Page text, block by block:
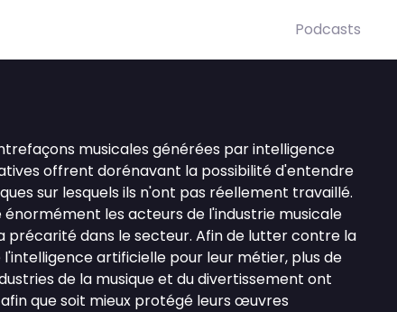
Podcasts
musicales générées par intelligence
offrent dorénavant la possibilité d'entendre
sur lesquels ils n'ont pas réellement travaillé.
énormément les acteurs de l'industrie musicale
précarité dans le secteur. Afin de lutter contre la
artificielle pour leur métier, plus de
de la musique et du divertissement ont
que soit mieux protégé leurs œuvres